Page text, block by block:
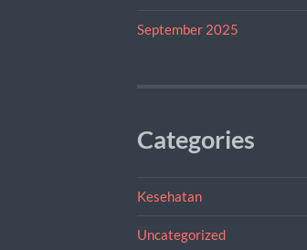
September 2025
Categories
Kesehatan
Uncategorized